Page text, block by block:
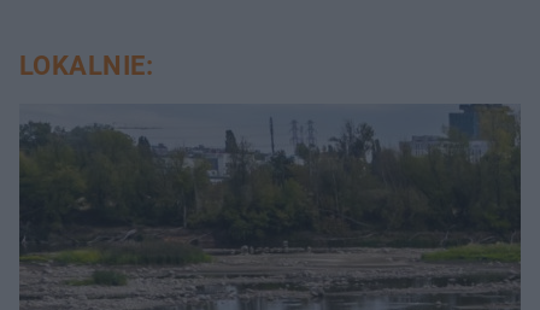
LOKALNIE: